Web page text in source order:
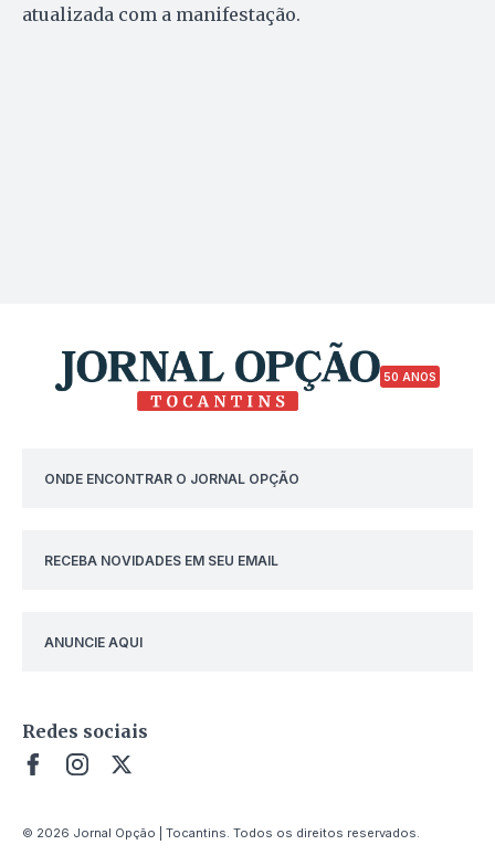
atualizada com a manifestação.
50 ANOS
ONDE ENCONTRAR O JORNAL OPÇÃO
RECEBA NOVIDADES EM SEU EMAIL
ANUNCIE AQUI
Redes sociais
© 2026 Jornal Opção | Tocantins. Todos os direitos reservados.